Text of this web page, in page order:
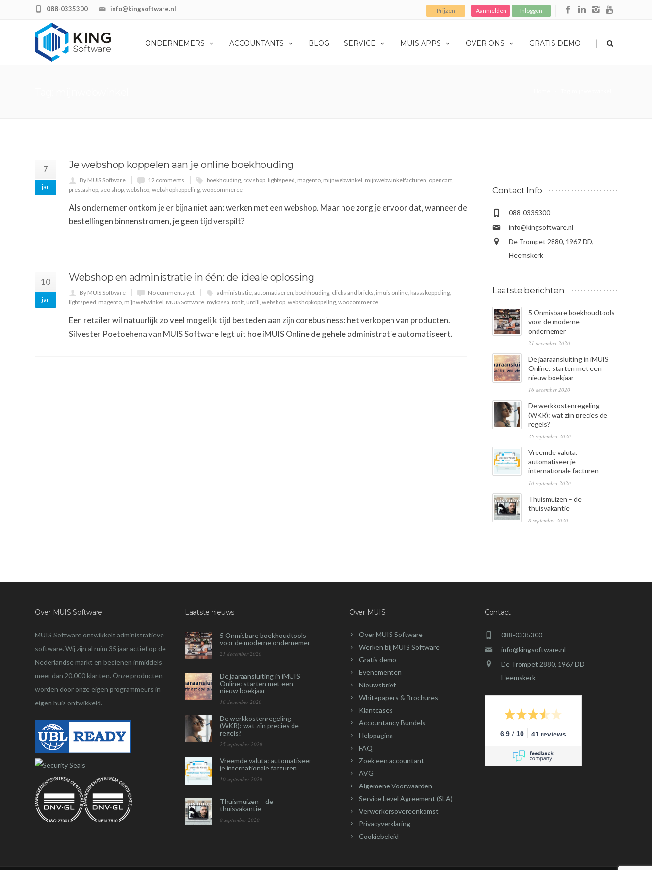
info@kingsoftware.nl
088-0335300 Prijzen Aanmelden Inloggen
ONDERNEMERS ACCOUNTANTS BLOG SERVICE MUIS APPS OVER ONS GRATIS DEMO |
7
jan
Je webshop koppelen aan je online boekhouding
By MUIS Software 12 comments boekhouding, ccv shop, lightspeed, magento, mijnwebwinkel, mijnwebwinkelfacturen, opencart,
prestashop, seo shop, webshop, webshopkoppeling, woocommerce
Als ondernemer ontkom je er bijna niet aan: werken met een webshop. Maar hoe zorg je ervoor dat, wanneer de
bestellingen binnenstromen, je geen tijd verspilt?
10
jan
Webshop en administratie in één: de ideale oplossing
By MUIS Software No comments yet administratie, automatiseren, boekhouding, clicks and bricks, imuis online, kassakoppeling,
lightspeed, magento, mijnwebwinkel, MUIS Software, mykassa, tonit, untill, webshop, webshopkoppeling, woocommerce
Een retailer wil natuurlijk zo veel mogelijk tijd besteden aan zijn corebusiness: het verkopen van producten.
Silvester Poetoehena van MUIS Software legt uit hoe iMUIS Online de gehele administratie automatiseert.
Contact Info
088-0335300
info@kingsoftware.nl
De Trompet 2880, 1967 DD,
Heemskerk
Laatste berichten
5 Onmisbare boekhoudtools
voor de moderne
ondernemer
21 december 2020
De jaaraansluiting in iMUIS
Online: starten met een
nieuw boekjaar
16 december 2020
De werkkostenregeling
(WKR): wat zijn precies de
regels?
25 september 2020
Vreemde valuta:
automatiseer je
internationale facturen
10 september 2020
Thuismuizen – de
thuisvakantie
8 september 2020
Over MUIS Software
MUIS Software ontwikkelt administratieve
software. Wij zijn al ruim 35 jaar actief op de
Nederlandse markt en bedienen inmiddels
meer dan 20.000 klanten. Onze producten
worden door onze eigen programmeurs in
eigen huis ontwikkeld.
Laatste nieuws
5 Onmisbare boekhoudtools
voor de moderne ondernemer
21 december 2020
De jaaraansluiting in iMUIS
Online: starten met een
nieuw boekjaar
16 december 2020
De werkkostenregeling
(WKR): wat zijn precies de
regels?
25 september 2020
Vreemde valuta: automatiseer
je internationale facturen
10 september 2020
Thuismuizen – de
thuisvakantie
8 september 2020
Over MUIS
Over MUIS Software
Werken bij MUIS Software
Gratis demo
Evenementen
Nieuwsbrief
Whitepapers & Brochures
Klantcases
Accountancy Bundels
Helppagina
FAQ
Zoek een accountant
AVG
Algemene Voorwaarden
Service Level Agreement (SLA)
Verwerkersovereenkomst
Privacyverklaring
Cookiebeleid
Contact
088-0335300
info@kingsoftware.nl
De Trompet 2880, 1967 DD
Heemskerk
6.9 / 10 41 reviews